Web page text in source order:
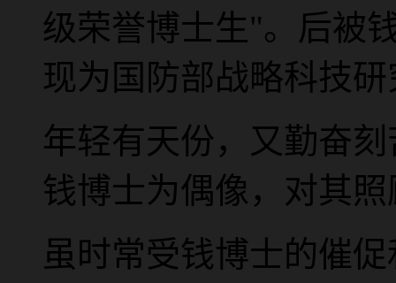
级荣誉博士生"。后被
现为国防部战略科技
年轻有天份，又勤奋
钱博士为偶像，对其
虽时常受钱博士的催